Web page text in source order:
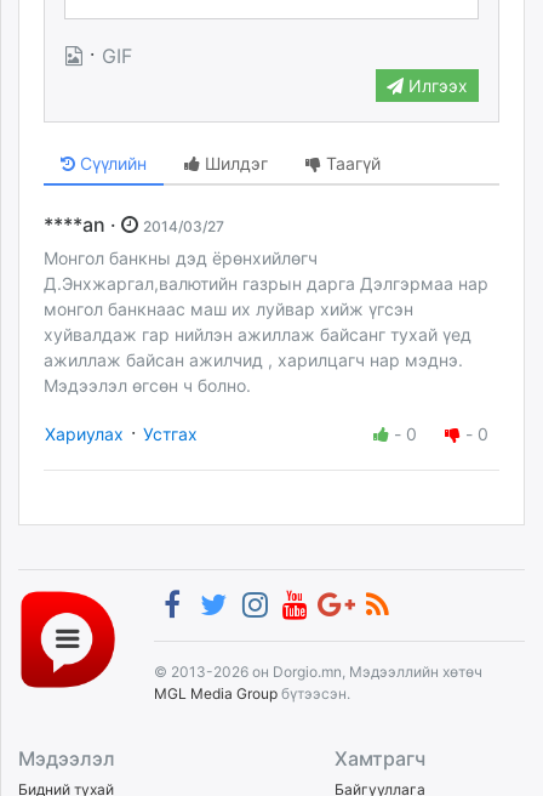
· GIF
Илгээх
Сүүлийн Шилдэг Таагүй
****an · 2014/03/27
Монгол банкны дэд ёрөнхийлөгч
Д.Энхжаргал,валютийн газрын дарга Дэлгэрмаа нар
монгол банкнаас маш их луйвар хийж үгсэн
хуйвалдаж гар нийлэн ажиллаж байсанг тухай үед
ажиллаж байсан ажилчид , харилцагч нар мэднэ.
Мэдээлэл өгсөн ч болно.
Хариулах · Устгах - 0 - 0
© 2013-2026 он Dorgio.mn, Мэдээллийн хөтөч
MGL Media Group бүтээсэн.
Мэдээлэл
Бидний тухай
Хамтрагч
Байгууллага